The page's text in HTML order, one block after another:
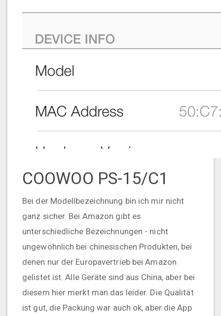
COOWOO PS-15/C1
Bei der Modellbezeichnung bin ich mir nicht
ganz sicher. Bei Amazon gibt es
unterschiedliche Bezeichnungen - nicht
ungewöhnlich bei chinesischen Produkten, bei
denen nur der Europavertrieb bei Amazon
gelistet ist. Alle Geräte sind aus China, aber bei
diesem hier merkt man das leider. Die Qualität
ist gut, die Packung war auch ok, aber die App